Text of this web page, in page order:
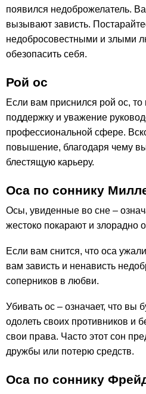
появился недоброжелатель.
вызывают зависть.
недобросовестными и злыми
обезопасить себя.
Рой ос
Если вам приснился рой ос,
поддержку и уважение
профессиональной сфере.
повышение, благодаря чему
блестящую карьеру.
Оса по cоннику
Осы, увиденные во сне –
жестоко покарают и злорадно
Если вам снится, что оса
вам зависть и ненависть
соперников в любви.
Убивать ос – означает, что вы
одолеть своих противников и
свои права. Часто этот сон
дружбы или потерю средств.
Оса по соннику